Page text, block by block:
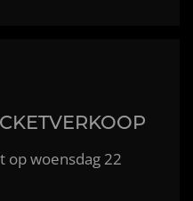
op woensdag 22